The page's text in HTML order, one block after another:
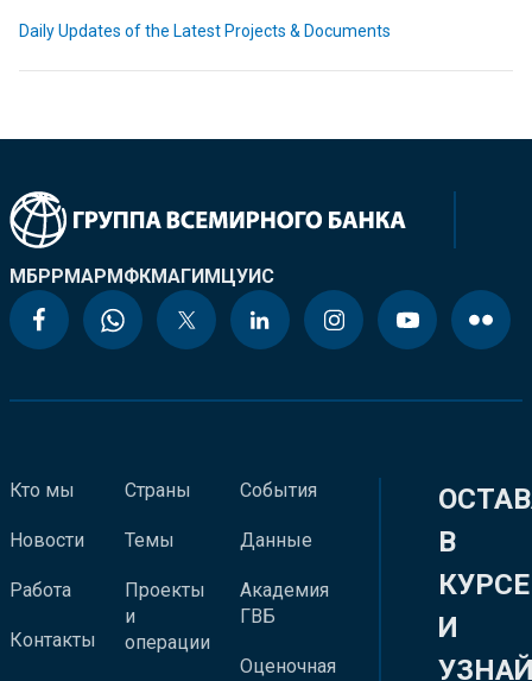
Daily Updates of the Latest Projects & Documents
МБРРМАРМФКМАГИМЦУИС
Кто мы
Новости
Работа
Контакты
Страны
Темы
Проекты
и
операции
События
Данные
Академия
ГВБ
Оценочная
В
КУРСЕ
И